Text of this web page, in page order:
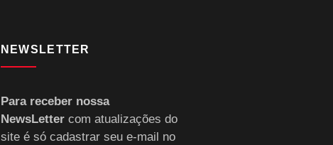
NEWSLETTER
Para receber nossa
NewsLettercom atualizações do
site é só cadastrar seu e-mail no